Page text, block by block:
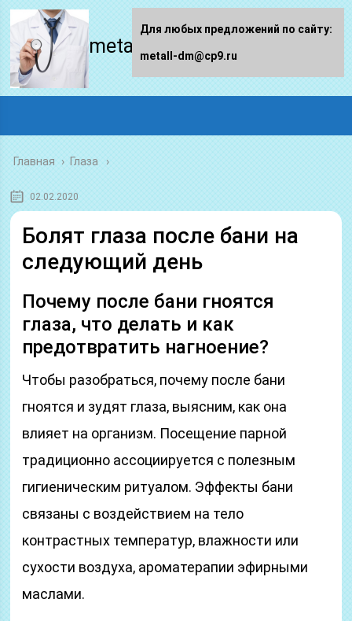
metall-dm.ru
Главная › Глаза
02.02.2020
Болят глаза после бани на
следующий день
Почему после бани гноятся
глаза, что делать и как
предотвратить нагноение?
Чтобы разобраться, почему после бани
гноятся и зудят глаза, выясним, как она
влияет на организм. Посещение парной
традиционно ассоциируется с полезным
гигиеническим ритуалом. Эффекты бани
связаны с воздействием на тело
контрастных температур, влажности или
сухости воздуха, ароматерапии эфирными
маслами.
Для любых предложений по сайту:
metall-dm@cp9.ru